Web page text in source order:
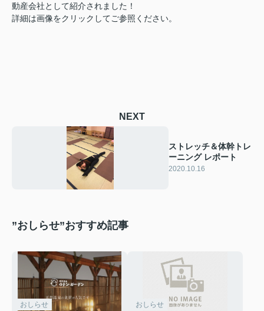
動産会社として紹介されました！
詳細は画像をクリックしてご参照ください。
NEXT
ストレッチ＆体幹トレ
ーニング レポート
2020.10.16
”おしらせ”おすすめ記事
おしらせ おしらせ